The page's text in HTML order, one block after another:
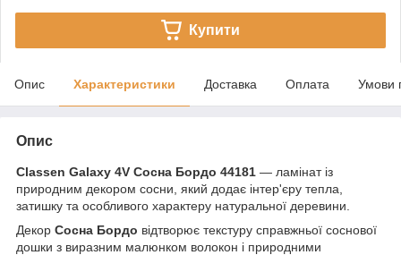
Купити
Опис Характеристики Доставка Оплата Умови
Опис
Classen Galaxy 4V Сосна Бордо 44181 — ламінат із
природним декором сосни, який додає інтер'єру тепла,
затишку та особливого характеру натуральної деревини.
Декор Сосна Бордо відтворює текстуру справжньої соснової
дошки з виразним малюнком волокон і природними